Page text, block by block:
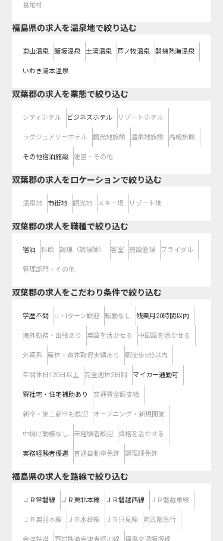
葛尾村
福島県の求人を温泉地で絞り込む
東山温泉 飯坂温泉 土湯温泉 芦ノ牧温泉 磐梯熱海温泉
いわき湯本温泉
双葉郡の求人を業態で絞り込む
シティホテル ビジネスホテル リゾートホテル
ラグジュアリーホテル 観光地旅館 温泉地旅館 高級旅館
その他宿泊施設 運営・その他
双葉郡の求人をロケーションで絞り込む
温泉地 市街地 観光地 スキー場 リゾート地
双葉郡の求人を職種で絞り込む
宿泊 料飲 調理（調理師） 客室 施設管理 ブライダル
管理部門・その他
双葉郡の求人をこだわり条件で絞り込む
学歴不問 U・Iターン歓迎 転勤なし 残業月20時間以内
海外勤務・出張あり 英語を活かせる 中国語を活かせる
外資系 産休・育休取得実績あり 駅徒歩5分以内
年間休日120日以上 完全週休2日制 マイカー通勤可
寮社宅・住宅補助あり 交通費全額支給
新卒・第二新卒も歓迎 オープニング・新規開業
中抜け勤務なし 未経験者歓迎 資格を活かせる
実務経験者優遇 普通自動車免許 調理師免許
福島県の求人を路線で絞り込む
ＪＲ常磐線 ＪＲ東北本線 ＪＲ磐越西線 ＪＲ磐越東線
ＪＲ奥羽本線 ＪＲ水郡線 ＪＲ只見線 阿武隈急行